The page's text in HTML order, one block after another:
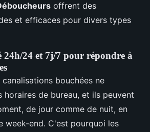
offrent des
et efficaces pour divers types
24h/24 et 7j/7 pour répondre à
bouchées ne
horaires de bureau, et ils peuvent
de jour comme de nuit, en
week-end. C'est pourquoi les